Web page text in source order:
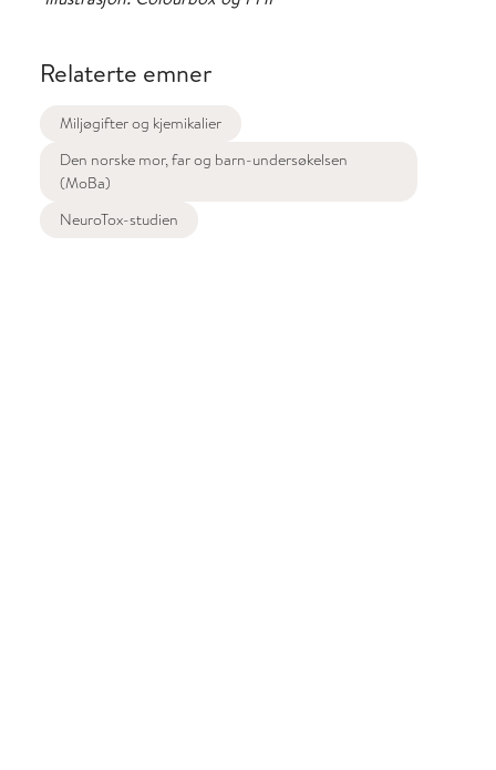
Relaterte emner
Miljøgifter og kjemikalier
Den norske mor, far og barn-undersøkelsen
(MoBa)
NeuroTox-studien